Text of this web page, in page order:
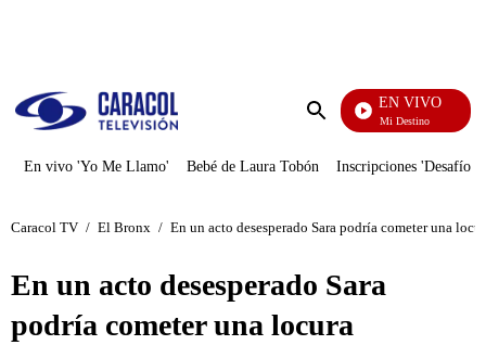
Enviar
EN VIVO
El Juego De Mi Destino
En vivo 'Yo Me Llamo' Bebé de Laura Tobón Inscripciones 'Desafío'
Caracol TV / El Bronx / En un acto desesperado Sara podría cometer una
En un acto desesperado Sara
podría cometer una locura